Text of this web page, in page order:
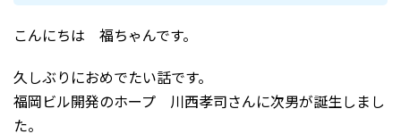
こんにちは 福ちゃんです。
久しぶりにおめでたい話です。
福岡ビル開発のホープ 川西孝司さんに次男が誕生しまし
た。